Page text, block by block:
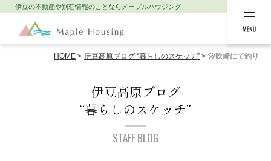
MENU
伊豆の不動産や別荘情報のことなら メープルハウジング
HOME 伊豆高原ブログ “暮らしのスケッチ” 汐吹崎にて釣り
伊豆高原ブログ
“暮らしのスケッチ”
STAFF BLOG